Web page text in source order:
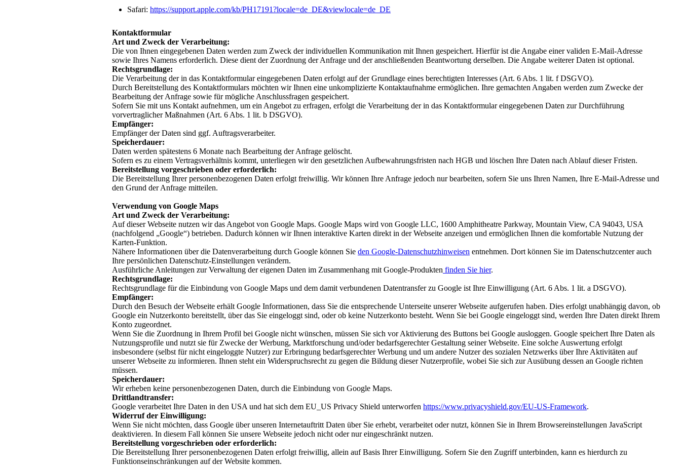
Safari: https://support.apple.com/kb/PH17191?locale=de_DE&viewlocale=de_DE
Kontaktformular
Art und Zweck der Verarbeitung:
Die von Ihnen eingegebenen Daten werden zum Zweck der individuellen Kommunikation mit Ihnen gespeichert. Hierfür ist die Angabe einer validen E-Mail-Adresse
sowie Ihres Namens erforderlich. Diese dient der Zuordnung der Anfrage und der anschließenden Beantwortung derselben. Die Angabe weiterer Daten ist optional.
Rechtsgrundlage:
Die Verarbeitung der in das Kontaktformular eingegebenen Daten erfolgt auf der Grundlage eines berechtigten Interesses (Art. 6 Abs. 1 lit. f DSGVO).
Durch Bereitstellung des Kontaktformulars möchten wir Ihnen eine unkomplizierte Kontaktaufnahme ermöglichen. Ihre gemachten Angaben werden zum Zwecke der
Bearbeitung der Anfrage sowie für mögliche Anschlussfragen gespeichert.
Sofern Sie mit uns Kontakt aufnehmen, um ein Angebot zu erfragen, erfolgt die Verarbeitung der in das Kontaktformular eingegebenen Daten zur Durchführung
vorvertraglicher Maßnahmen (Art. 6 Abs. 1 lit. b DSGVO).
Empfänger:
Empfänger der Daten sind ggf. Auftragsverarbeiter.
Speicherdauer:
Daten werden spätestens 6 Monate nach Bearbeitung der Anfrage gelöscht.
Sofern es zu einem Vertragsverhältnis kommt, unterliegen wir den gesetzlichen Aufbewahrungsfristen nach HGB und löschen Ihre Daten nach Ablauf dieser Fristen.
Bereitstellung vorgeschrieben oder erforderlich:
Die Bereitstellung Ihrer personenbezogenen Daten erfolgt freiwillig. Wir können Ihre Anfrage jedoch nur bearbeiten, sofern Sie uns Ihren Namen, Ihre E-Mail-Adresse und
den Grund der Anfrage mitteilen.
Verwendung von Google Maps
Art und Zweck der Verarbeitung:
Auf dieser Webseite nutzen wir das Angebot von Google Maps. Google Maps wird von Google LLC, 1600 Amphitheatre Parkway, Mountain View, CA 94043, USA
(nachfolgend „Google“) betrieben. Dadurch können wir Ihnen interaktive Karten direkt in der Webseite anzeigen und ermöglichen Ihnen die komfortable Nutzung der
Karten-Funktion.
Nähere Informationen über die Datenverarbeitung durch Google können Sie den Google-Datenschutzhinweisen entnehmen. Dort können Sie im Datenschutzcenter auch
Ihre persönlichen Datenschutz-Einstellungen verändern.
Ausführliche Anleitungen zur Verwaltung der eigenen Daten im Zusammenhang mit Google-Produkten finden Sie hier.
Rechtsgrundlage:
Rechtsgrundlage für die Einbindung von Google Maps und dem damit verbundenen Datentransfer zu Google ist Ihre Einwilligung (Art. 6 Abs. 1 lit. a DSGVO).
Empfänger:
Durch den Besuch der Webseite erhält Google Informationen, dass Sie die entsprechende Unterseite unserer Webseite aufgerufen haben. Dies erfolgt unabhängig davon, ob
Google ein Nutzerkonto bereitstellt, über das Sie eingeloggt sind, oder ob keine Nutzerkonto besteht. Wenn Sie bei Google eingeloggt sind, werden Ihre Daten direkt Ihrem
Konto zugeordnet.
Wenn Sie die Zuordnung in Ihrem Profil bei Google nicht wünschen, müssen Sie sich vor Aktivierung des Buttons bei Google ausloggen. Google speichert Ihre Daten als
Nutzungsprofile und nutzt sie für Zwecke der Werbung, Marktforschung und/oder bedarfsgerechter Gestaltung seiner Webseite. Eine solche Auswertung erfolgt
insbesondere (selbst für nicht eingeloggte Nutzer) zur Erbringung bedarfsgerechter Werbung und um andere Nutzer des sozialen Netzwerks über Ihre Aktivitäten auf
unserer Webseite zu informieren. Ihnen steht ein Widerspruchsrecht zu gegen die Bildung dieser Nutzerprofile, wobei Sie sich zur Ausübung dessen an Google richten
müssen.
Speicherdauer:
Wir erheben keine personenbezogenen Daten, durch die Einbindung von Google Maps.
Drittlandtransfer:
Google verarbeitet Ihre Daten in den USA und hat sich dem EU_US Privacy Shield unterworfen https://www.privacyshield.gov/EU-US-Framework.
Widerruf der Einwilligung:
Wenn Sie nicht möchten, dass Google über unseren Internetauftritt Daten über Sie erhebt, verarbeitet oder nutzt, können Sie in Ihrem Browsereinstellungen JavaScript
deaktivieren. In diesem Fall können Sie unsere Webseite jedoch nicht oder nur eingeschränkt nutzen.
Bereitstellung vorgeschrieben oder erforderlich:
Die Bereitstellung Ihrer personenbezogenen Daten erfolgt freiwillig, allein auf Basis Ihrer Einwilligung. Sofern Sie den Zugriff unterbinden, kann es hierdurch zu
Funktionseinschränkungen auf der Website kommen.